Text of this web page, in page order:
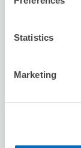
Statistics
Marketing